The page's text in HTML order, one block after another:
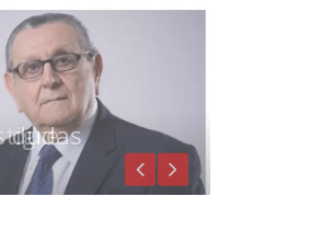
dudas